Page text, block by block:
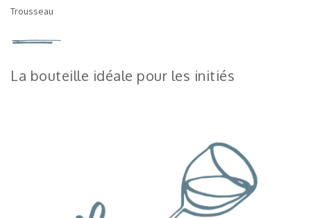
Trousseau
La bouteille idéale pour les initiés